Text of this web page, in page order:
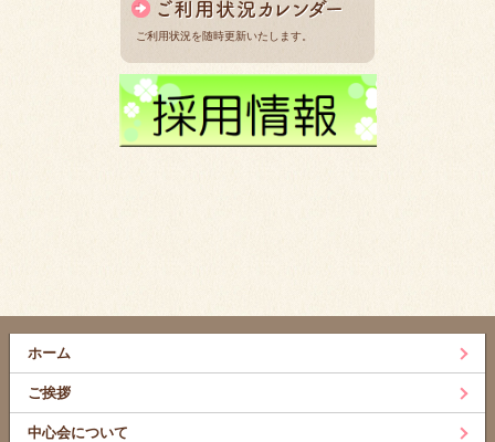
ご利用状況を随時更新いたします。
ホーム
ご挨拶
中心会について